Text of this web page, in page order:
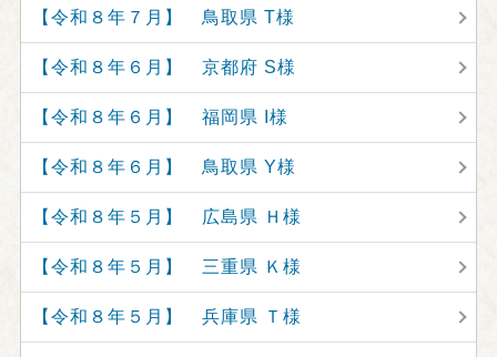
【令和８年７月】 鳥取県 T様
【令和８年６月】 京都府 S様
【令和８年６月】 福岡県 I様
【令和８年６月】 鳥取県 Y様
【令和８年５月】 広島県 Ｈ様
【令和８年５月】 三重県 Ｋ様
【令和８年５月】 兵庫県 Ｔ様